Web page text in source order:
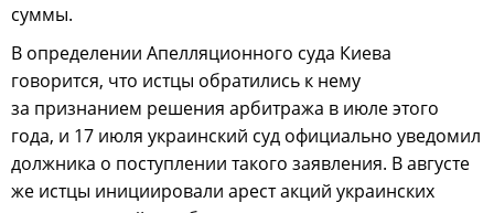
суммы.
В определении Апелляционного суда Киева
говорится, что истцы обратились к нему
за признанием решения арбитража в июле этого
года, и 17 июля украинский суд официально уведомил
должника о поступлении такого заявления. В августе
же истцы инициировали арест акций украинских